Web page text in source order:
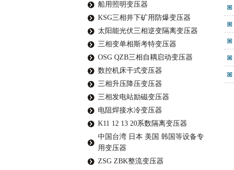
船用照明变压器
KSG三相井下矿用防爆变压器
太阳能光伏三相逆变隔离变压器
三相变单相斯考特变压器
OSG QZB三相自耦启动变压器
数控机床干式变压器
三相升压降压变压器
三相发电站励磁变压器
电阻焊接水冷变压器
K11 12 13 20系数隔离变压器
中国台湾 日本 美国 韩国等设备专
用变压器
ZSG ZBK整流变压器